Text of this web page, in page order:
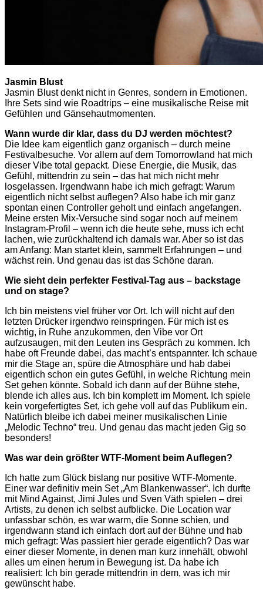
Jasmin Blust
Jasmin Blust denkt nicht in Genres, sondern in Emotionen.
Ihre Sets sind wie Roadtrips – eine musikalische Reise mit
Gefühlen und Gänsehautmomenten.
Wann wurde dir klar, dass du DJ werden möchtest?
Die Idee kam eigentlich ganz organisch – durch meine
Festivalbesuche. Vor allem auf dem Tomorrowland hat mich
dieser Vibe total gepackt. Diese Energie, die Musik, das
Gefühl, mittendrin zu sein – das hat mich nicht mehr
losgelassen. Irgendwann habe ich mich gefragt: Warum
eigentlich nicht selbst auflegen? Also habe ich mir ganz
spontan einen Controller geholt und einfach angefangen.
Meine ersten Mix-Versuche sind sogar noch auf meinem
Instagram-Profil – wenn ich die heute sehe, muss ich echt
lachen, wie zurückhaltend ich damals war. Aber so ist das
am Anfang: Man startet klein, sammelt Erfahrungen – und
wächst rein. Und genau das ist das Schöne daran.
Wie sieht dein perfekter Festival-Tag aus – backstage
und on stage?
Ich bin meistens viel früher vor Ort. Ich will nicht auf den
letzten Drücker irgendwo reinspringen. Für mich ist es
wichtig, in Ruhe anzukommen, den Vibe vor Ort
aufzusaugen, mit den Leuten ins Gespräch zu kommen. Ich
habe oft Freunde dabei, das macht’s entspannter. Ich schaue
mir die Stage an, spüre die Atmosphäre und hab dabei
eigentlich schon ein gutes Gefühl, in welche Richtung mein
Set gehen könnte. Sobald ich dann auf der Bühne stehe,
blende ich alles aus. Ich bin komplett im Moment. Ich spiele
kein vorgefertigtes Set, ich gehe voll auf das Publikum ein.
Natürlich bleibe ich dabei meiner musikalischen Linie
„Melodic Techno“ treu. Und genau das macht jeden Gig so
besonders!
Was war dein größter WTF-Moment beim Auflegen?
Ich hatte zum Glück bislang nur positive WTF-Momente.
Einer war definitiv mein Set „Am Blankenwasser“. Ich durfte
mit Mind Against, Jimi Jules und Sven Väth spielen – drei
Artists, zu denen ich selbst aufblicke. Die Location war
unfassbar schön, es war warm, die Sonne schien, und
irgendwann stand ich einfach dort auf der Bühne und hab
mich gefragt: Was passiert hier gerade eigentlich? Das war
einer dieser Momente, in denen man kurz innehält, obwohl
alles um einen herum in Bewegung ist. Da habe ich
realisiert: Ich bin gerade mittendrin in dem, was ich mir
gewünscht habe.